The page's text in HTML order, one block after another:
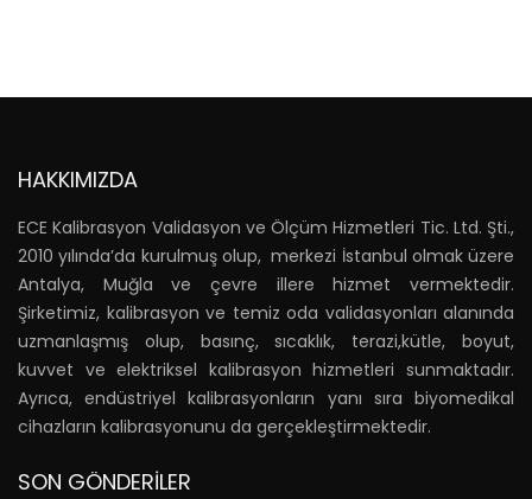
HAKKIMIZDA
ECE Kalibrasyon Validasyon ve Ölçüm Hizmetleri Tic. Ltd. Şti.,
2010 yılında’da kurulmuş olup, merkezi İstanbul olmak üzere
Antalya, Muğla ve çevre illere hizmet vermektedir.
Şirketimiz, kalibrasyon ve temiz oda validasyonları alanında
uzmanlaşmış olup, basınç, sıcaklık, terazi,kütle, boyut,
kuvvet ve elektriksel kalibrasyon hizmetleri sunmaktadır.
Ayrıca, endüstriyel kalibrasyonların yanı sıra biyomedikal
cihazların kalibrasyonunu da gerçekleştirmektedir.
SON GÖNDERILER